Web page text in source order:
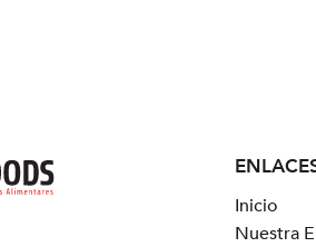
Inicio
Nuestra